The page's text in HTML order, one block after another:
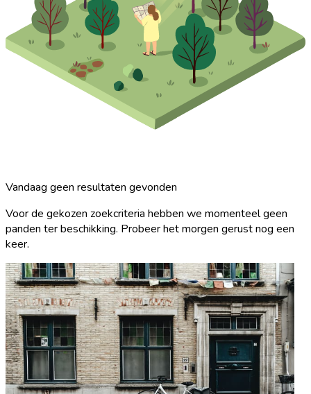
Vandaag geen resultaten gevonden
Voor de gekozen zoekcriteria hebben we momenteel geen
panden ter beschikking. Probeer het morgen gerust nog een
keer.